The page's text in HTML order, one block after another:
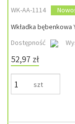
WK-AA-1114
Wkładka bębenkowa
Dostępność
52,97 zł
szt